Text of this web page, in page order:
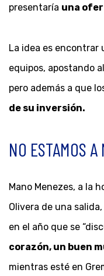
presentaría una
La idea es encontrar
equipos, apostando
pero además a que
de su inversión.
NO ESTAMOS A
Mano Menezes, a la
Olivera de una
en el año que se
corazón, un buen
mientras esté en